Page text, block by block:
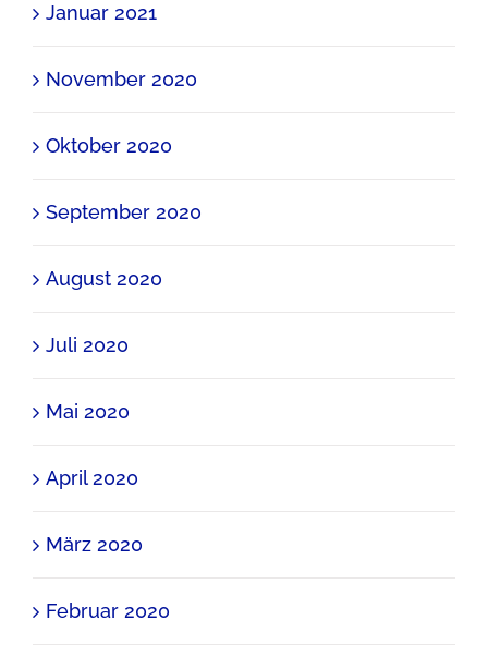
Januar 2021
November 2020
Oktober 2020
September 2020
August 2020
Juli 2020
Mai 2020
April 2020
März 2020
Februar 2020